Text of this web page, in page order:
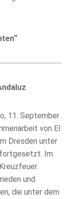
11. September
von El
Dresden unter
Im
und
die unter dem